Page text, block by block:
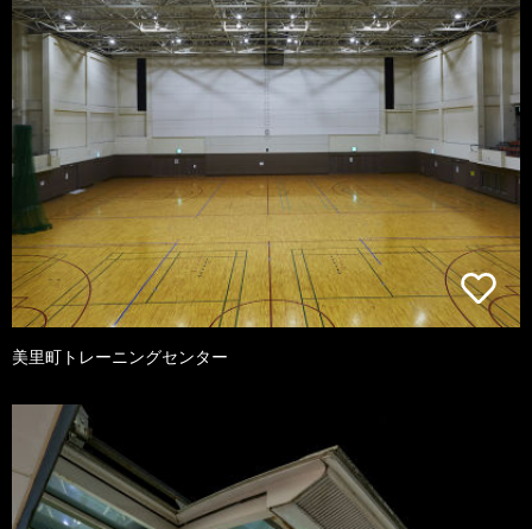
美里町トレーニングセンター